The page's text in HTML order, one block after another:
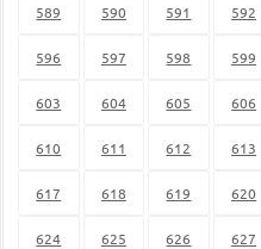
589 590 591 592
596 597 598 599
603 604 605 606
610 611 612 613
617 618 619 620
624 625 626 627